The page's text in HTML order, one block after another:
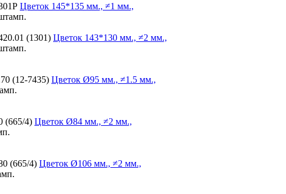
Цветок 145*135 мм., ≠1 мм.,
(1301) Цветок 143*130 мм., ≠2 мм.,
(12-7435) Цветок Ø95 мм., ≠1.5 мм.,
(665/4) Цветок Ø84 мм., ≠2 мм.,
(665/4) Цветок Ø106 мм., ≠2 мм.,